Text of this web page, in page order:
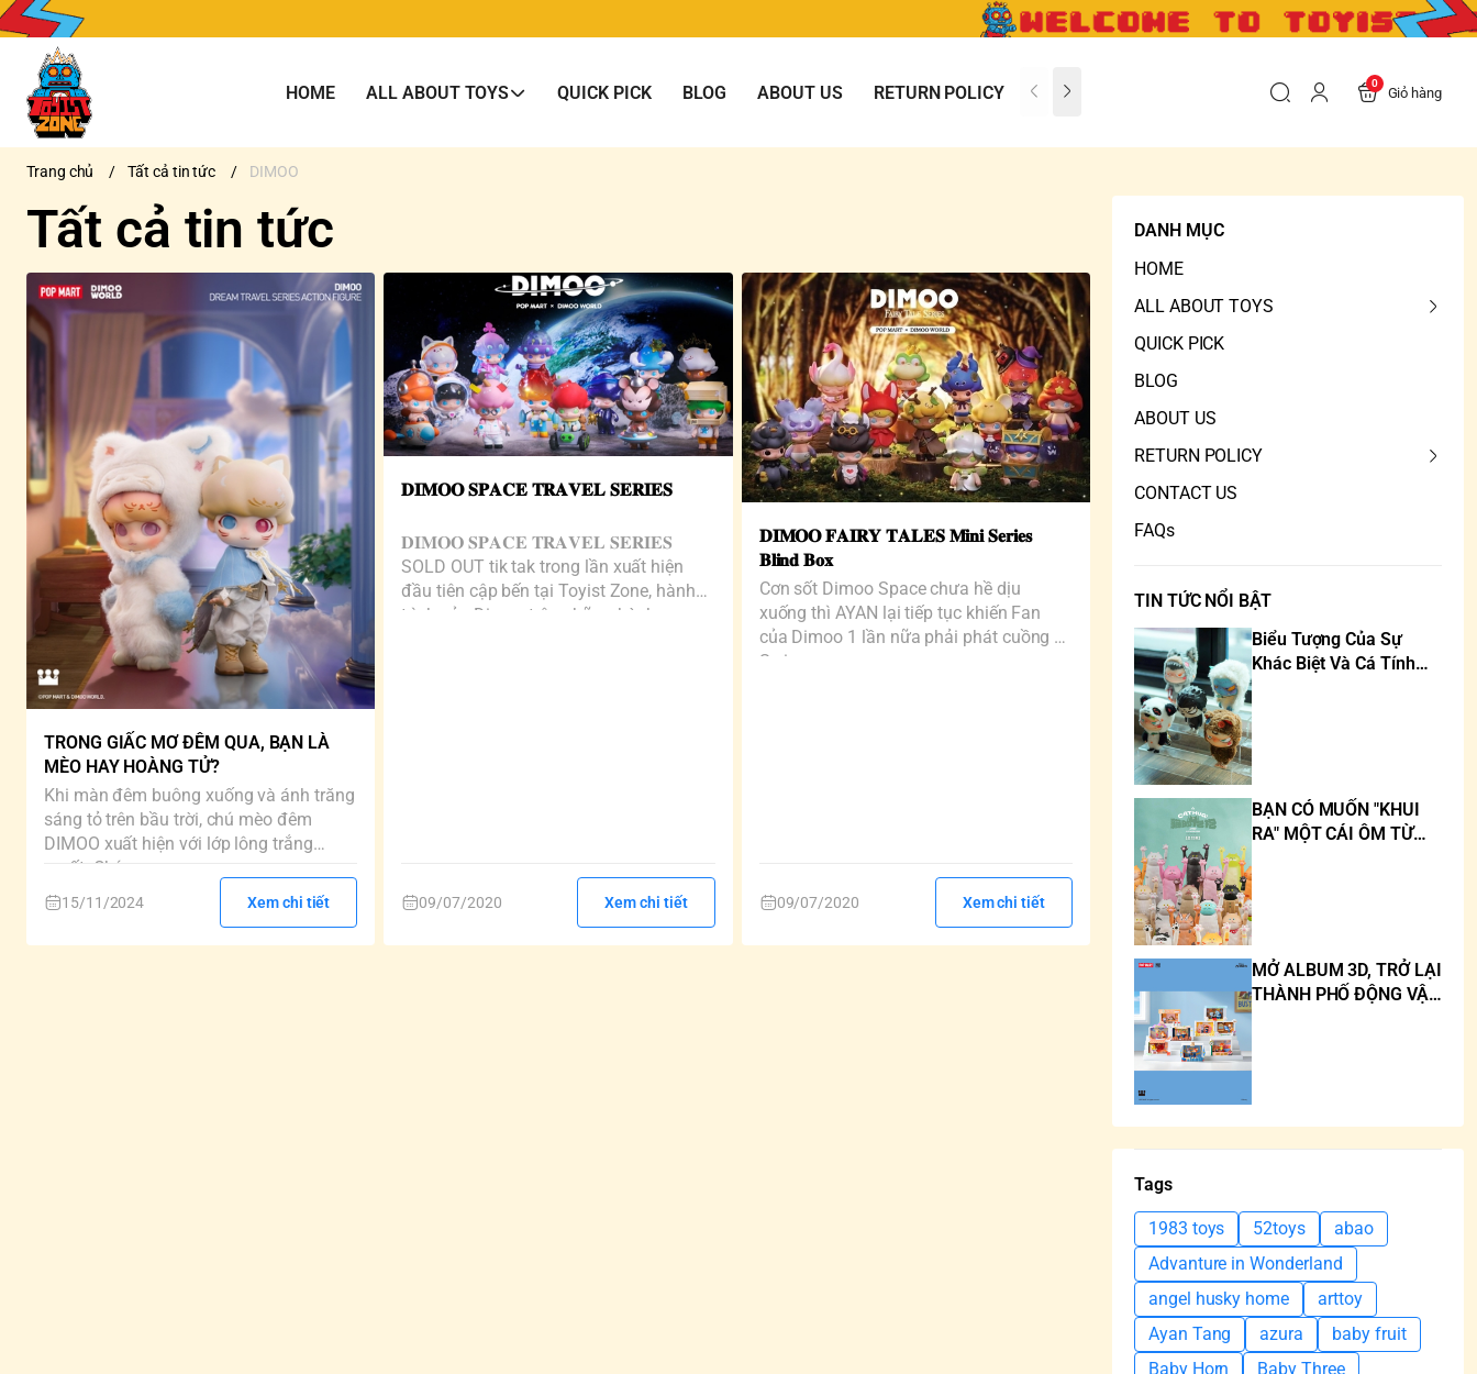
HOME ALL ABOUT TOYS QUICK PICK BLOG ABOUT US RETURN POLICY CONTACT US 0
Giỏ hàng
Trang chủ / Tất cả tin tức / DIMOO
Tất cả tin tức
TRONG GIẤC MƠ ĐÊM QUA, BẠN LÀ
MÈO HAY HOÀNG TỬ?
Khi màn đêm buông xuống và ánh trăng
sáng tỏ trên bầu trời, chú mèo đêm
DIMOO xuất hiện với lớp lông trắng
muốt. Chú...
15/11/2024 Xem chi tiết
𝐃𝐈𝐌𝐎𝐎 𝐒𝐏𝐀𝐂𝐄 𝐓𝐑𝐀𝐕𝐄𝐋 𝐒𝐄𝐑𝐈𝐄𝐒
𝐃𝐈𝐌𝐎𝐎 𝐒𝐏𝐀𝐂𝐄 𝐓𝐑𝐀𝐕𝐄𝐋 𝐒𝐄𝐑𝐈𝐄𝐒
SOLD OUT tik tak trong lần xuất hiện
đầu tiên cập bến tại Toyist Zone, hành
trình của Dimoo trên những hành...
09/07/2020 Xem chi tiết
𝐃𝐈𝐌𝐎𝐎 𝐅𝐀𝐈𝐑𝐘 𝐓𝐀𝐋𝐄𝐒 𝐌𝐢𝐧𝐢 𝐒𝐞𝐫𝐢𝐞𝐬
𝐁𝐥𝐢𝐧𝐝 𝐁𝐨𝐱
Cơn sốt Dimoo Space chưa hề dịu
xuống thì AYAN lại tiếp tục khiến Fan
của Dimoo 1 lần nữa phải phát cuồng vì
Series...
09/07/2020 Xem chi tiết
DANH MỤC
HOME
ALL ABOUT TOYS
QUICK PICK
BLOG
ABOUT US
RETURN POLICY
CONTACT US
FAQs
TIN TỨC NỔI BẬT
Biểu Tượng Của Sự
Khác Biệt Và Cá Tính
BẠN CÓ MUỐN "KHUI
RA" MỘT CÁI ÔM TỪ
MỞ ALBUM 3D, TRỞ LẠI
THÀNH PHỐ ĐỘNG VẬT
Tags
1983 toys 52toys
abao
Advanture in Wonderland
angel husky home
arttoy
Ayan Tang
azura
baby fruit
Baby Horn
Baby Three